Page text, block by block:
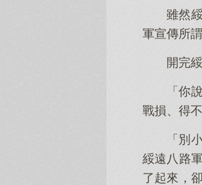
雖然
軍宣傳所
開完
「你
戰損、得
「別
綏遠八路
了起來，